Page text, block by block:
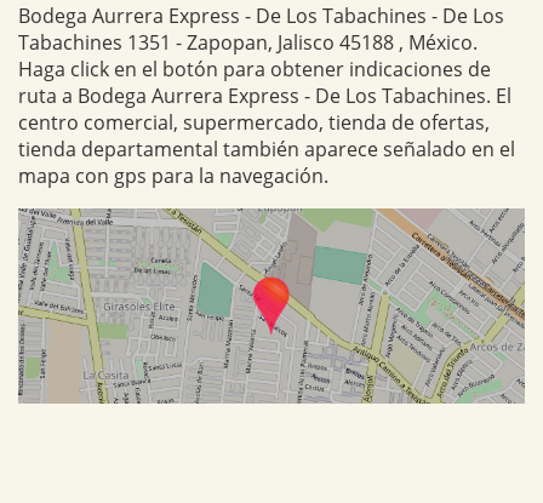
Bodega Aurrera Express - De Los Tabachines - De Los
Tabachines 1351 - Zapopan, Jalisco 45188 , México.
Haga click en el botón para obtener indicaciones de
ruta a Bodega Aurrera Express - De Los Tabachines. El
centro comercial, supermercado, tienda de ofertas,
tienda departamental también aparece señalado en el
mapa con gps para la navegación.